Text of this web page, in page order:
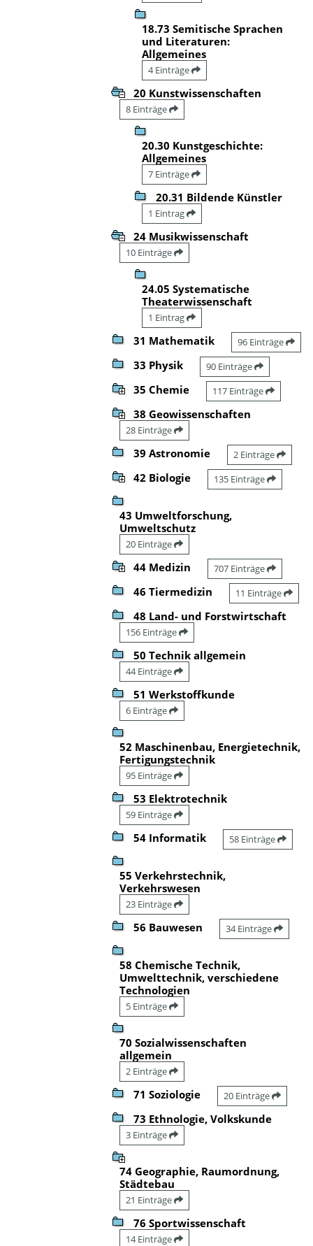
18.73 Semitische Sprachen
und Literaturen:
Allgemeines
4 Einträge
20 Kunstwissenschaften
8 Einträge
20.30 Kunstgeschichte:
Allgemeines
7 Einträge
20.31 Bildende Künstler
1 Eintrag
24 Musikwissenschaft
10 Einträge
24.05 Systematische
Theaterwissenschaft
1 Eintrag
31 Mathematik 96 Einträge
33 Physik 90 Einträge
35 Chemie 117 Einträge
38 Geowissenschaften
28 Einträge
39 Astronomie 2 Einträge
42 Biologie 135 Einträge
43 Umweltforschung,
Umweltschutz
20 Einträge
44 Medizin 707 Einträge
46 Tiermedizin 11 Einträge
48 Land- und Forstwirtschaft
156 Einträge
50 Technik allgemein
44 Einträge
51 Werkstoffkunde
6 Einträge
52 Maschinenbau, Energietechnik,
Fertigungstechnik
95 Einträge
53 Elektrotechnik
59 Einträge
54 Informatik 58 Einträge
55 Verkehrstechnik,
Verkehrswesen
23 Einträge
56 Bauwesen 34 Einträge
58 Chemische Technik,
Umwelttechnik, verschiedene
Technologien
5 Einträge
70 Sozialwissenschaften
allgemein
2 Einträge
71 Soziologie 20 Einträge
73 Ethnologie, Volkskunde
3 Einträge
74 Geographie, Raumordnung,
Städtebau
21 Einträge
76 Sportwissenschaft
14 Einträge